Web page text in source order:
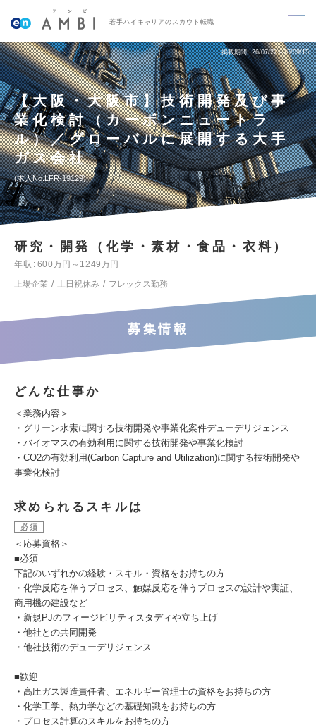
若手ハイキャリアのスカウト転職
掲載期間 26/07/22～26/09/15
【大阪・大阪市】技術開発及び事
業化検討（カーボンニュートラ
ル）／グローバルに展開する大手
ガス会社
求人No.LFR-19129
研究・開発（化学・素材・食品・衣料）
年収
600万円～1249万円
上場企業
土日祝休み フレックス勤務
募集情報
どんな仕事か
＜業務内容＞
・グリーン水素に関する技術開発や事業化案件デューデリジェンス
・バイオマスの有効利用に関する技術開発や事業化検討
・CO2の有効利用(Carbon Capture and Utilization)に関する技術開発や
事業化検討
求められるスキルは
必須
＜応募資格＞
■必須
下記のいずれかの経験・スキル・資格をお持ちの方
・化学反応を伴うプロセス、触媒反応を伴うプロセスの設計や実証、
商用機の建設など
・新規PJのフィージビリティスタディや立ち上げ
・他社との共同開発
・他社技術のデューデリジェンス
■歓迎
・高圧ガス製造責任者、エネルギー管理士の資格をお持ちの方
・化学工学、熱力学などの基礎知識をお持ちの方
・プロセス計算のスキルをお持ちの方